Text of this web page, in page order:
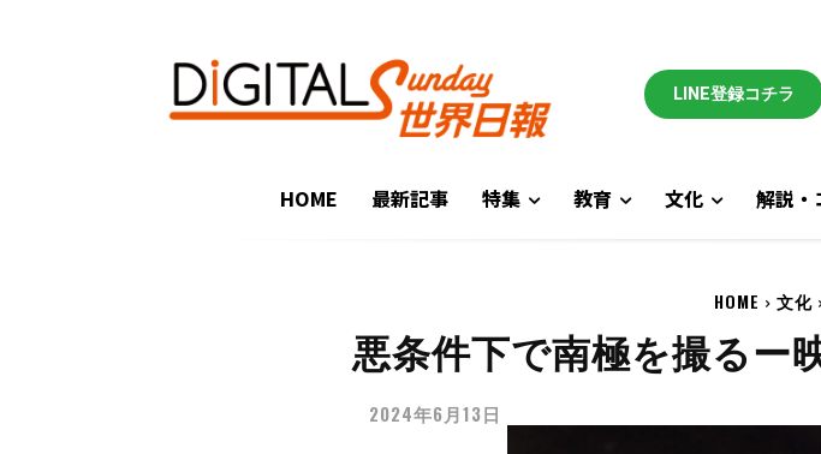
LINE登録コチラ
HOME 最新記事 特集 教育 文化 解説・
HOME 文化
悪条件下で南極を撮るー
2024年6月13日